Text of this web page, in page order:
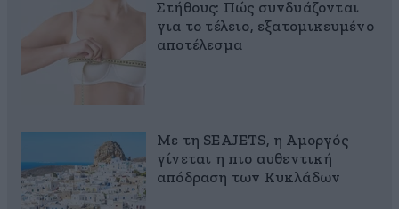
Στήθους: Πώς συνδυάζονται
για το τέλειο, εξατομικευμένο
αποτέλεσμα
Με τη SEAJETS, η Αμοργός
γίνεται η πιο αυθεντική
απόδραση των Κυκλάδων